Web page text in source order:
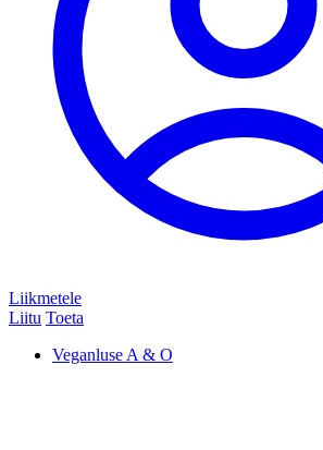
Liikmetele
Liitu Toeta
Veganluse A & O